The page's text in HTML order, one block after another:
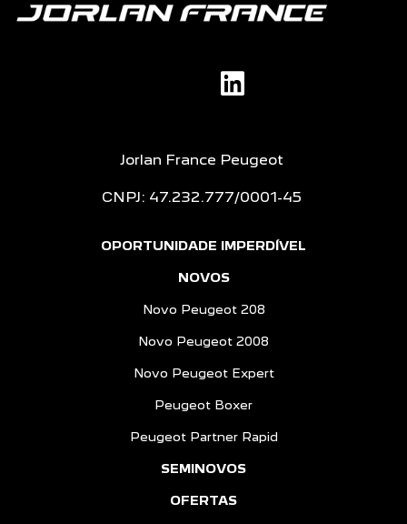
Jorlan France Peugeot
CNPJ: 47.232.777/0001-45
OPORTUNIDADE IMPERDÍVEL
NOVOS
Novo Peugeot 208
Novo Peugeot 2008
Novo Peugeot Expert
Peugeot Boxer
Peugeot Partner Rapid
SEMINOVOS
OFERTAS